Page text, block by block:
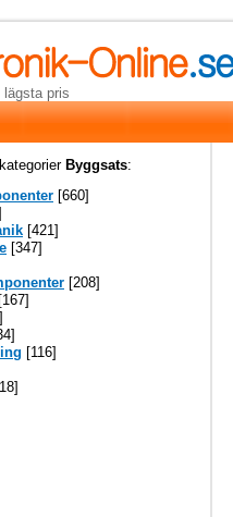
lägsta pris
Byggsats:
[660]
[421]
[347]
[208]
[167]
[116]